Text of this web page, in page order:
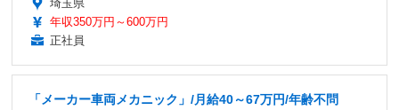
埼玉県
年収350万円～600万円
正社員
「メーカー車両メカニック」/月給40～67万円/年齢不問